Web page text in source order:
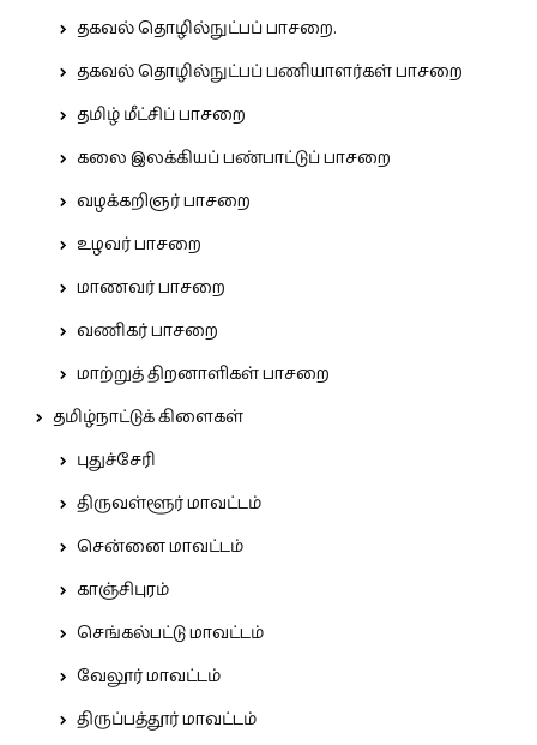
தகவல் தொழில்நுட்பப் பாசறை.
தகவல் தொழில்நுட்பப் பணியாளர்கள் பாசறை
தமிழ் மீட்சிப் பாசறை
கலை இலக்கியப் பண்பாட்டுப் பாசறை
வழக்கறிஞர் பாசறை
உழவர் பாசறை
மாணவர் பாசறை
வணிகர் பாசறை
மாற்றுத் திறனாளிகள் பாசறை
தமிழ்நாட்டுக் கிளைகள்
புதுச்சேரி
திருவள்ளூர் மாவட்டம்
சென்னை மாவட்டம்
காஞ்சிபுரம்
செங்கல்பட்டு மாவட்டம்
வேலூர் மாவட்டம்
திருப்பத்தூர் மாவட்டம்